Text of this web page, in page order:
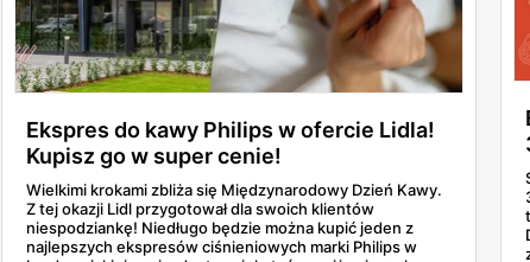
Ekspres do kawy Philips w ofercie Lidla!
Kupisz go w super cenie!
Wielkimi krokami zbliża się Międzynarodowy Dzień Kawy.
Z tej okazji Lidl przygotował dla swoich klientów
niespodziankę! Niedługo będzie można kupić jeden z
najlepszych ekspresów ciśnieniowych marki Philips w